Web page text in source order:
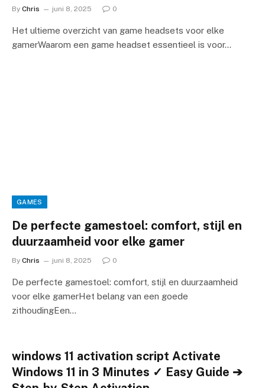
By Chris juni 8, 2025 0
Het ultieme overzicht van game headsets voor elke
gamerWaarom een game headset essentieel is voor…
GAMES
De perfecte gamestoel: comfort, stijl en
duurzaamheid voor elke gamer
By Chris juni 8, 2025 0
De perfecte gamestoel: comfort, stijl en duurzaamheid
voor elke gamerHet belang van een goede
zithoudingEen…
windows 11 activation script Activate
Windows 11 in 3 Minutes ✓ Easy Guide ➔